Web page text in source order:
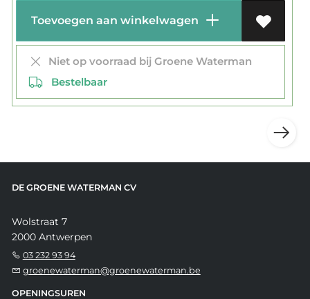
Toevoegen aan winkelwagen
Niet op voorraad bij Groene Waterman
Bestelbaar
DE GROENE WATERMAN CV
Wolstraat 7
2000 Antwerpen
03 232 93 94
groenewaterman@groenewaterman.be
OPENINGSUREN